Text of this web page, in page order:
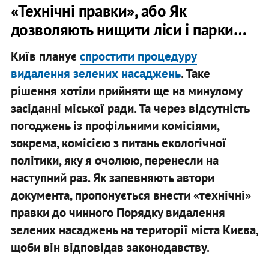
«Технічні правки», або Як
дозволяють нищити ліси і парки…
Київ планує спростити процедуру
видалення зелених насаджень. Таке
рішення хотіли прийняти ще на минулому
засіданні міської ради. Та через відсутність
погоджень із профільними комісіями,
зокрема, комісією з питань екологічної
політики, яку я очолюю, перенесли на
наступний раз. Як запевняють автори
документа, пропонується внести «технічні»
правки до чинного Порядку видалення
зелених насаджень на території міста Києва,
щоби він відповідав законодавству.